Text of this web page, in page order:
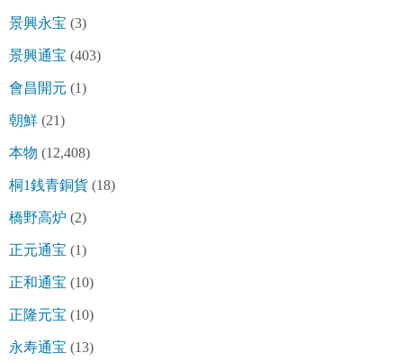
景興永宝 (3)
景興通宝 (403)
會昌開元 (1)
朝鮮 (21)
本物 (12,408)
桐1銭青銅貨 (18)
橋野高炉 (2)
正元通宝 (1)
正和通宝 (10)
正隆元宝 (10)
永寿通宝 (13)